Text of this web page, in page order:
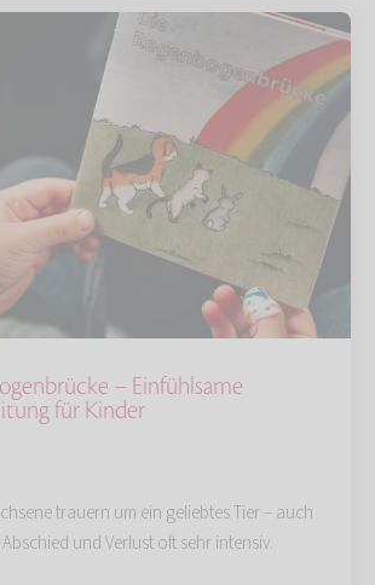
– Einfühlsame
für Kinder
trauern um ein geliebtes Tier – auch
und Verlust oft sehr intensiv.